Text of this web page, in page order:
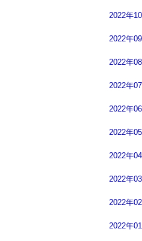
2022年10
2022年09
2022年08
2022年07
2022年06
2022年05
2022年04
2022年03
2022年02
2022年01